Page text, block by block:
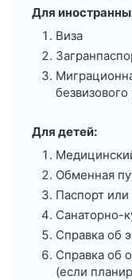
Для
Виза
Для детей:
Обменная
Паспорт
Санаторно-
Справка об
Справка об
(если